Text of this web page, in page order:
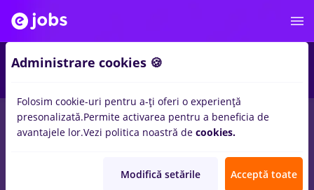
Alevia
Administrare cookies 🍪
Folosim cookie-uri pentru a-ți oferi o experiență
presonalizată.Permite activarea pentru a beneficia de
avantajele lor.Vezi politica noastră de cookies.
Modifică setările Acceptă toate